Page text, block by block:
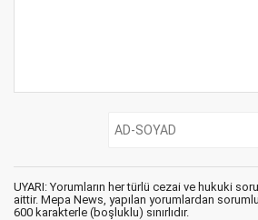
UYARI: Yorumların her türlü cezai ve hukuki
aittir. Mepa News, yapılan yorumlardan
600 karakterle (boşluklu) sınırlıdır.